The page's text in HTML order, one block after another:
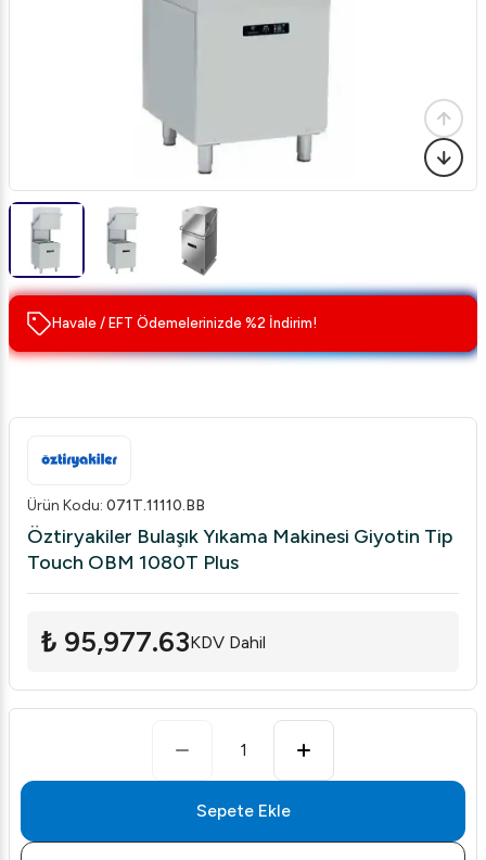
Havale / EFT Ödemelerinizde %2 İndirim!
Ürün Kodu: 071T.11110.BB
Öztiryakiler Bulaşık Yıkama Makinesi Giyotin Tip
Touch OBM 1080T Plus
₺ 95,977.63KDV Dahil
1
Sepete Ekle